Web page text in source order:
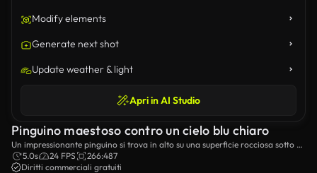
Modify elements
Generate next shot
Update weather & light
Apri in AI Studio
Pinguino maestoso contro un cielo blu chiaro
Un impressionante pinguino si trova in alto su una superficie rocciosa sotto un
cielo blu vivido, mostrando le sue caratteristiche distinte e il paesaggio
antartico sereno sullo sfondo.
5.0s 24 FPS
266:487
Diritti commerciali gratuiti